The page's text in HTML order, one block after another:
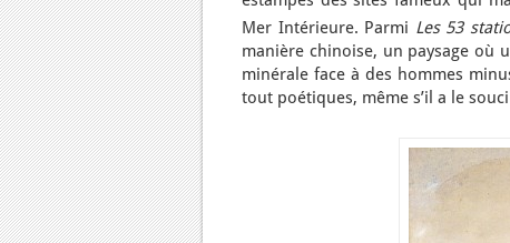
Mer Intérieure. Parmi Les 53
manière chinoise, un paysage où
minérale face à des hommes
tout poétiques, même s’il a le